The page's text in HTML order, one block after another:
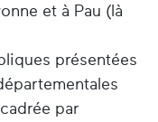
et à Pau (là
présentées
par